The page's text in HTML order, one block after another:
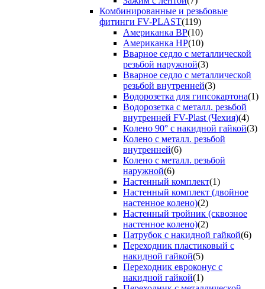
Комбинированные и резьбовые
фитинги FV-PLAST(119)
Американка ВР(10)
Американка НР(10)
Вварное седло с металлической
резьбой наружной(3)
Вварное седло с металлической
резьбой внутренней(3)
Водорозетка для гипсокартона(1)
Водорозетка с металл. резьбой
внутренней FV-Plast (Чехия)(4)
Колено 90° с накидной гайкой(3)
Колено с металл. резьбой
внутренней(6)
Колено с металл. резьбой
наружной(6)
Настенный комплект(1)
Настенный комплект (двойное
настенное колено)(2)
Настенный тройник (сквозное
настенное колено)(2)
Патрубок с накидной гайкой(6)
Переходник пластиковый с
накидной гайкой(5)
Переходник евроконус с
накидной гайкой(1)